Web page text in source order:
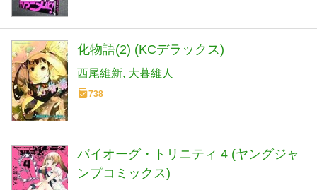
化物語(2) (KCデラックス)
西尾維新 大暮維人
738
バイオーグ・トリニティ 4 (ヤングジャ
ンプコミックス)